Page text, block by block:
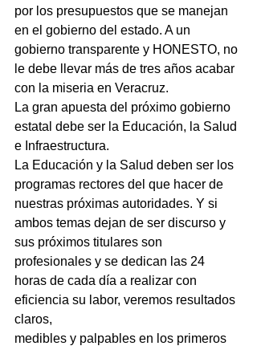
por los presupuestos que se manejan
en el gobierno del estado. A un
gobierno transparente y HONESTO, no
le debe llevar más de tres años acabar
con la miseria en Veracruz.
La gran apuesta del próximo gobierno
estatal debe ser la Educación, la Salud
e Infraestructura.
La Educación y la Salud deben ser los
programas rectores del que hacer de
nuestras próximas autoridades. Y si
ambos temas dejan de ser discurso y
sus próximos titulares son
profesionales y se dedican las 24
horas de cada día a realizar con
eficiencia su labor, veremos resultados
claros,
medibles y palpables en los primeros